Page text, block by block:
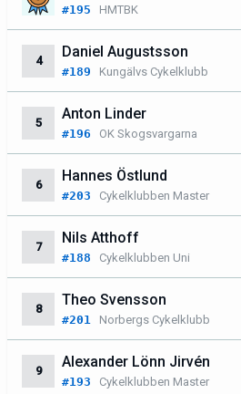
#195 HMTBK
4
Daniel Augustsson
#189 Kungälvs Cykelklubb
5
Anton Linder
#196 OK Skogsvargarna
6
Hannes Östlund
#203 Cykelklubben Master
7
Nils Atthoff
#188 Cykelklubben Uni
8
Theo Svensson
#201 Norbergs Cykelklubb
9
Alexander Lönn Jirvén
#193 Cykelklubben Master